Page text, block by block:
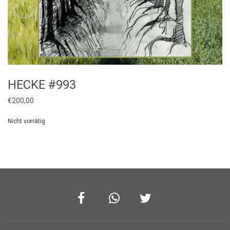
HECKE #993
€200,00
Nicht vorrätig
Facebook Whatsapp